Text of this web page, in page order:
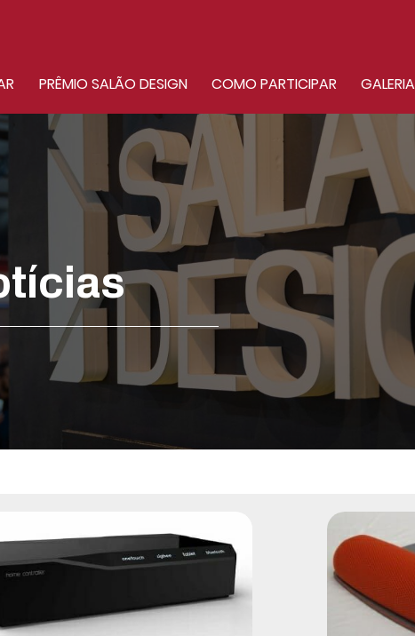
PRÊMIO SALÃO DESIGN COMO PARTICIPAR GALERIA